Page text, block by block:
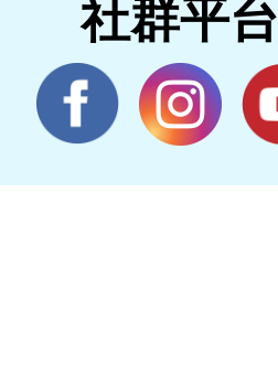
社群平台